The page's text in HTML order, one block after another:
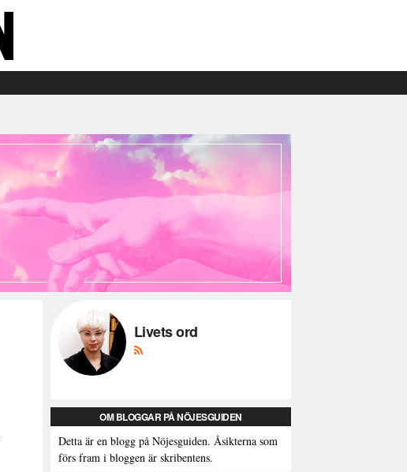
Livets ord
OM BLOGGAR PÅ NÖJESGUIDEN
Detta är en blogg på Nöjesguiden. Åsikterna som
förs fram i bloggen är skribentens.